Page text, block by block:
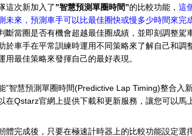
這次新加入了”智慧預測單圈時間”的比較功能， 這
未來，預測車手可以比最佳圈快或慢多少時間來完
斷當圈是否有機會超越最佳圈成績，並即刻調整駕
於車手在平常訓練時運用不同策略來了解自己和調
用最佳策略來發揮自己的最好表現。
”智慧預測單圈時間(Predictive Lap Timing)整合入
在Qstarz官網上提供下載和更新服務，讓您可以馬
體完成後，只要在極速計時器上的比較功能設定選